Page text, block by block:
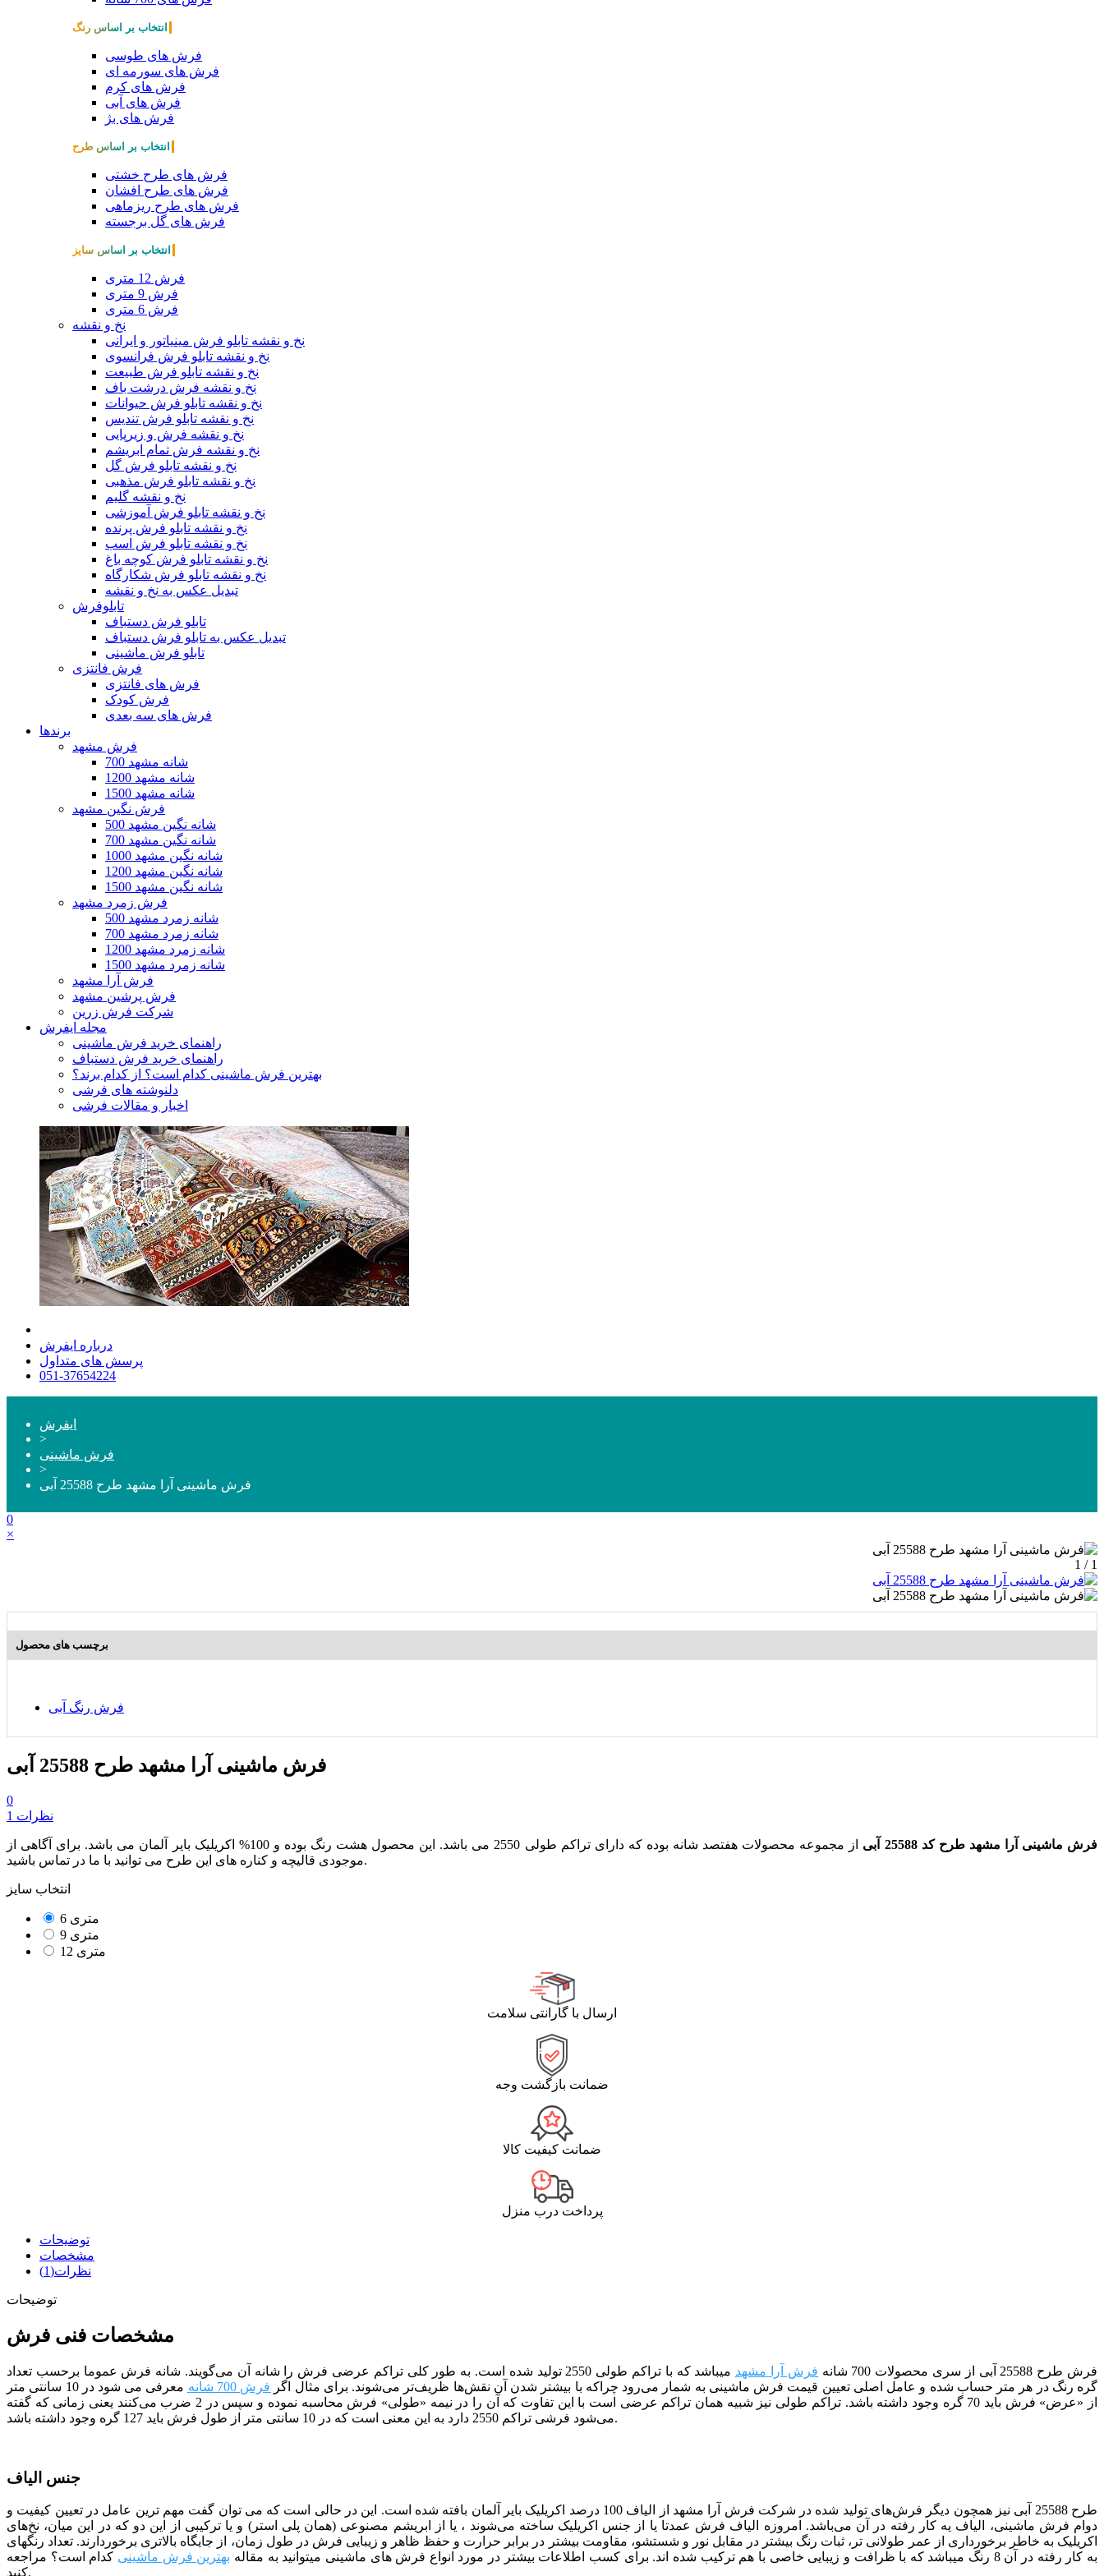
انتخاب بر اساس رنگ
فرش های طوسی
فرش های سورمه ای
فرش های کرم
فرش های آبی
فرش های بژ
انتخاب بر اساس طرح
فرش های طرح خشتی
فرش های طرح افشان
فرش های طرح ریزماهی
فرش های گل برجسته
انتخاب بر اساس سایز
فرش 12 متری
فرش 9 متری
فرش 6 متری
نخ و نقشه
نخ و نقشه تابلو فرش مینیاتور و ایرانی
نخ و نقشه تابلو فرش فرانسوی
نخ و نقشه تابلو فرش طبیعت
نخ و نقشه فرش درشت باف
نخ و نقشه تابلو فرش حیوانات
نخ و نقشه تابلو فرش تندیس
نخ و نقشه فرش و زیرپایی
نخ و نقشه فرش تمام ابریشم
نخ و نقشه تابلو فرش گل
نخ و نقشه تابلو فرش مذهبی
نخ و نقشه گلیم
نخ و نقشه تابلو فرش آموزشی
نخ و نقشه تابلو فرش پرنده
نخ و نقشه تابلو فرش اسب
نخ و نقشه تابلو فرش کوچه باغ
نخ و نقشه تابلو فرش شکارگاه
تبدیل عکس به نخ و نقشه
تابلوفرش
تابلو فرش دستباف
تبدیل عکس به تابلو فرش دستباف
تابلو فرش ماشینی
فرش فانتزی
فرش های فانتزی
فرش کودک
فرش های سه بعدی
برندها
فرش مشهد
700 شانه مشهد
1200 شانه مشهد
1500 شانه مشهد
فرش نگین مشهد
500 شانه نگین مشهد
700 شانه نگین مشهد
1000 شانه نگین مشهد
1200 شانه نگین مشهد
1500 شانه نگین مشهد
فرش زمرد مشهد
500 شانه زمرد مشهد
700 شانه زمرد مشهد
1200 شانه زمرد مشهد
1500 شانه زمرد مشهد
فرش آرا مشهد
فرش پرشین مشهد
شرکت فرش زرین
مجله ایفرش
راهنمای خرید فرش ماشینی
راهنمای خرید فرش دستباف
بهترین فرش ماشینی کدام است؟ از کدام برند؟
دلنوشته های فرشی
اخبار و مقالات فرشی
درباره ایفرش
پرسش های متداول
051-37654224
ایفرش
>
فرش ماشینی
>
فرش ماشینی آرا مشهد طرح 25588 آبی
0
×
1 / 1
برچسب های محصول
فرش رنگ آبی
فرش ماشینی آرا مشهد طرح 25588 آبی
0
1 نظرات
فرش ماشینی آرا مشهد طرح کد 25588 آبی
از مجموعه محصولات هفتصد شانه بوده که دارای تراکم طولی 2550 می باشد. این محصول هشت رنگ بوده و 100% اکریلیک بایر آلمان می باشد. برای آگاهی از
موجودی قالیچه و کناره های این طرح می توانید با ما در تماس باشید.
انتخاب سایز
6 متری
9 متری
12 متری
ارسال با گارانتی سلامت
ضمانت بازگشت وجه
ضمانت کیفیت کالا
پرداخت درب منزل
توضیحات
مشخصات
نظرات(1)
توضیحات
مشخصات فنی فرش
فرش طرح 25588 آبی از سری محصولات 700 شانه فرش آرا مشهد
می­باشد که با تراکم طولی 2550 تولید شده است. به طور کلی تراکم عرضی فرش را شانه آن می‌گویند. شانه فرش عموما برحسب تعداد
گره رنگ در هر متر حساب شده و عامل اصلی تعیین قیمت فرش ماشینی به شمار می‌رود چراکه با بیشتر شدن آن نقش‌ها ظریف‌تر می‌شوند. برای مثال اگر فرش 700 شانه
معرفی می شود در 10 سانتی متر
از «عرض» فرش باید 70 گره وجود داشته باشد. تراکم طولی نیز شبیه همان تراکم عرضی است با این تفاوت که آن را در نیمه «طولی» فرش محاسبه نموده و سپس در 2 ضرب می‌کنند یعنی زمانی که گفته
می‌شود فرشی تراکم 2550 دارد به این معنی است که در 10 سانتی متر از طول فرش باید 127 گره وجود داشته باشد.
جنس الیاف
طرح 25588 آبی
نیز همچون دیگر فرش‌های تولید شده در شرکت فرش آرا مشهد از الیاف 100 درصد اکریلیک بایر آلمان بافته شده است. این در حالی است که می توان گفت مهم ترین عامل در تعیین کیفیت و
دوام فرش ماشینی، الیاف یه کار رفته در آن می‌باشد. امروزه الیاف فرش عمدتا یا از جنس اکریلیک ساخته می‌شوند ، یا از ابریشم مصنوعی (همان پلی استر) و یا ترکیبی از این دو که در این میان، نخ‌های
اکریلیک به خاطر برخورداری از عمر طولانی تر، ثبات رنگ بیشتر در مقابل نور و شستشو، مقاومت بیشتر در برابر حرارت و حفظ ظاهر و زیبایی فرش در طول زمان، از جایگاه بالاتری برخوردارند. تعداد رنگ­­های
به کار رفته در آن 8 رنگ می­باشد که با ظرافت و زیبایی خاصی با هم ترکیب شده­ اند. برای کسب اطلاعات بیشتر در مورد انواع فرش های ماشینی میتوانید به مقاله
بهترین فرش ماشینی کدام است؟ مراجعه
کنید.